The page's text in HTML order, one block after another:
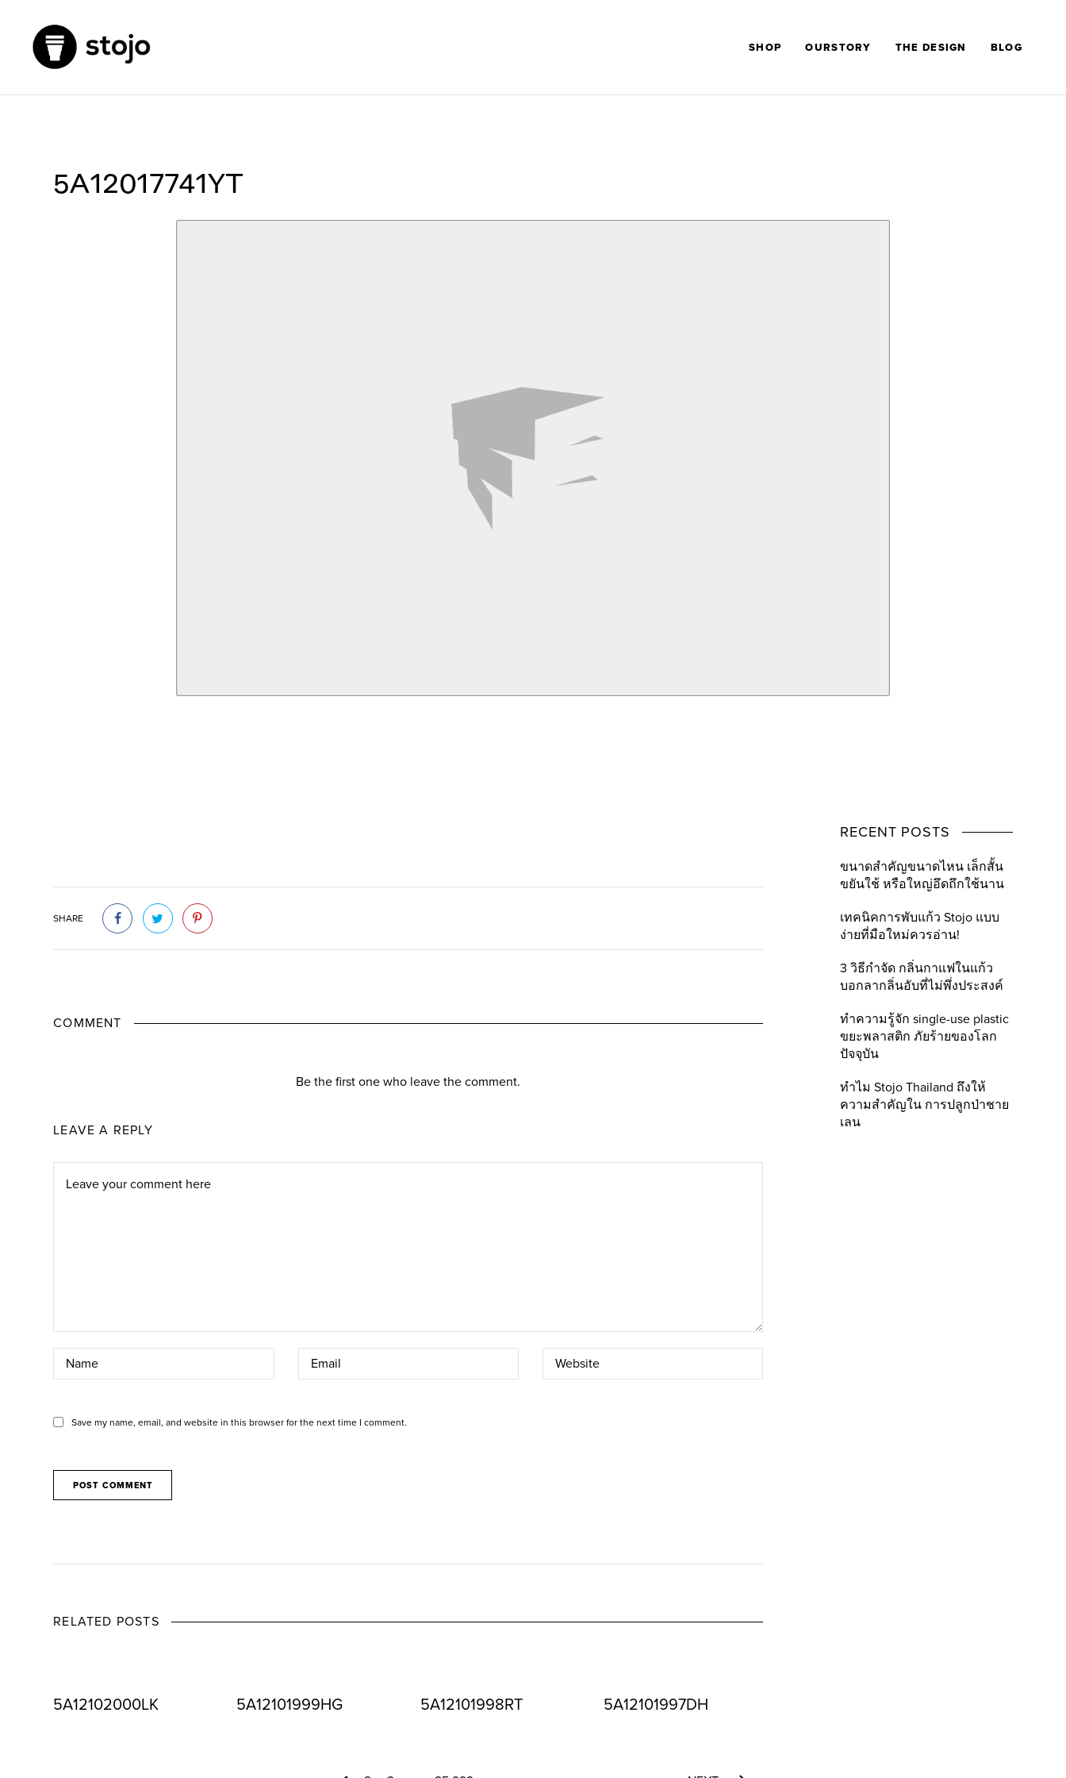
SHOP OURSTORY THE DESIGN BLOG
5A12017741YT
SHARE
COMMENT
Be the first one who leave the comment.
LEAVE A REPLY
Save my name, email, and website in this browser for the next time I comment.
RELATED POSTS
5A12102000LK 5A12101999HG 5A12101998RT 5A12101997DH
RECENT POSTS
ขนาดสำคัญขนาดไหน เล็กสั้น
ขยันใช้ หรือใหญ่อึดถึกใช้นาน
เทคนิคการพับแก้ว Stojo แบบ
ง่ายที่มือใหม่ควรอ่าน!
3 วิธีกำจัด กลิ่นกาแฟในแก้ว
บอกลากลิ่นอับที่ไม่พึ่งประสงค์
ทำความรู้จัก single-use plastic
ขยะพลาสติก ภัยร้ายของโลก
ปัจจุบัน
ทำไม Stojo Thailand ถึงให้
ความสำคัญใน การปลูกป่าชาย
เลน